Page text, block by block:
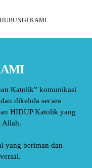
HUBUNGI KAMI
Katolik” komunikasi
dikelola secara
HIDUP Katolik yang
Allah.
yang beriman dan